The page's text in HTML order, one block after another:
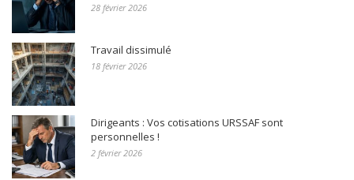
28 février 2026
Travail dissimulé
18 février 2026
Dirigeants : Vos cotisations URSSAF sont
personnelles !
2 février 2026